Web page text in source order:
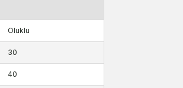
Oluklu
30
40